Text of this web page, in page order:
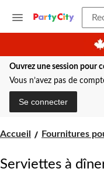
Ouvrez une session pour
Vous n’avez pas de
Se connecter
Accueil Fournitures
Serviettes à